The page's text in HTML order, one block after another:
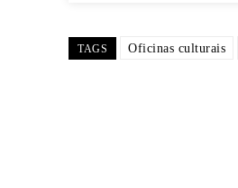
TAGS Oficinas culturais